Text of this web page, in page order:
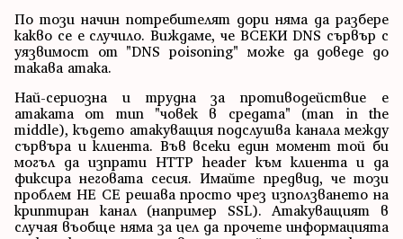
По този начин потребителят дори няма да разбере
какво се е случило. Виждаме, че ВСЕКИ DNS сървър с
уязвимост от "DNS poisoning" може да доведе до
такава атака.
Най-сериозна и трудна за противодействие е
атаката от тип "човек в средата" (man in the
middle), където атакуващия подслушва канала между
сървъра и клиента. Във всеки един момент той би
могъл да изпрати HTTP header към клиента и да
фиксира неговата сесия. Имайте предвид, че този
проблем НЕ СЕ решава просто чрез използването на
криптиран канал (например SSL). Атакуващият в
случая въобще няма за цел да прочете информацията